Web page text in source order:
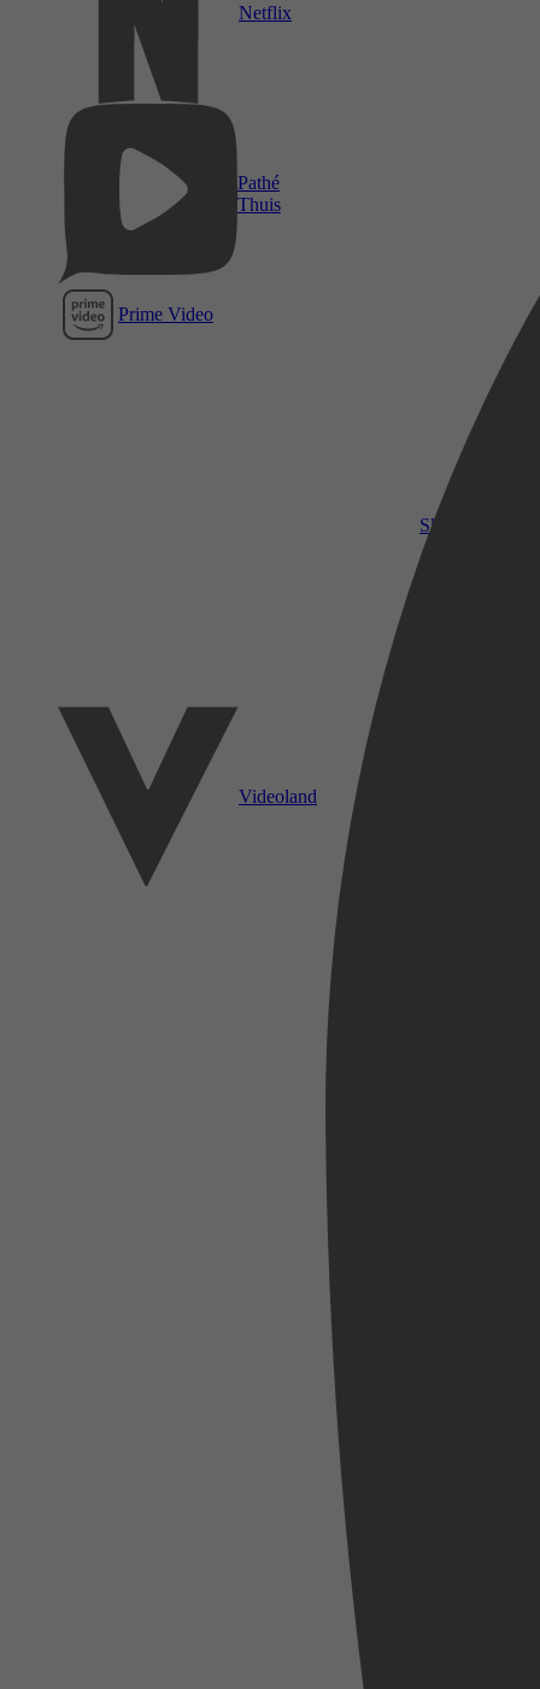
Netflix
Pathé
Thuis
Prime Video
SkyShowtime
Videoland